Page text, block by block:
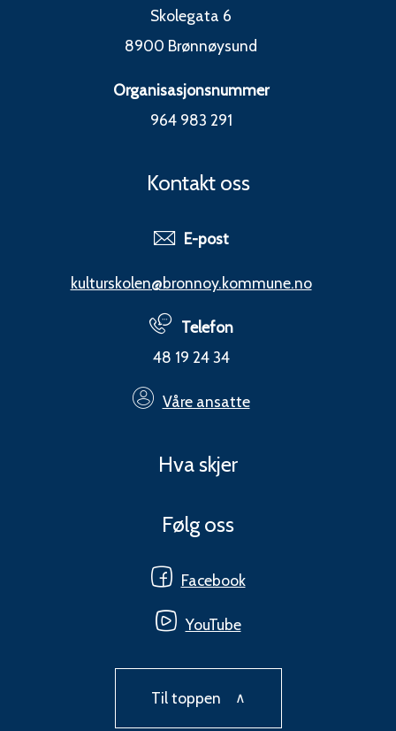
Skolegata 6
8900 Brønnøysund
Organisasjonsnummer
964 983 291
Kontakt oss
E-post
kulturskolen@bronnoy.kommune.no
Telefon
48 19 24 34
Våre ansatte
Hva skjer
Følg oss
Facebook
YouTube
Til toppen